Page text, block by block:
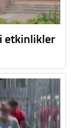
etkinlikler